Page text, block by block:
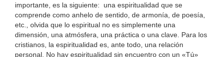
importante, es la siguiente: una espiritualidad que se
comprende como anhelo de sentido, de armonía, de poesía,
etc., olvida que lo espiritual no es simplemente una
dimensión, una atmósfera, una práctica o una clave. Para los
cristianos, la espiritualidad es, ante todo, una relación
personal. No hay espiritualidad sin encuentro con un «Tú»